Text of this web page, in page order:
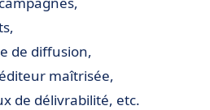
de diffusion,
maîtrisée,
de délivrabilité, etc.